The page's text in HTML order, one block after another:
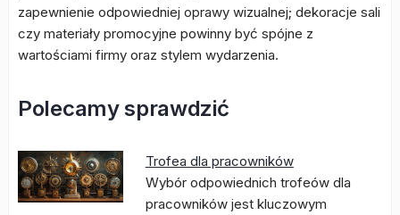
zapewnienie odpowiedniej oprawy wizualnej; dekoracje sali
czy materiały promocyjne powinny być spójne z
wartościami firmy oraz stylem wydarzenia.
Polecamy sprawdzić
Trofea dla pracowników
Wybór odpowiednich trofeów dla
pracowników jest kluczowym